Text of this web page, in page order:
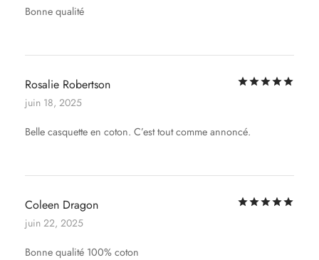
Bonne qualité
Rosalie Robertson
juin 18, 2025
Belle casquette en coton. C’est tout comme annoncé.
Coleen Dragon
juin 22, 2025
Bonne qualité 100% coton